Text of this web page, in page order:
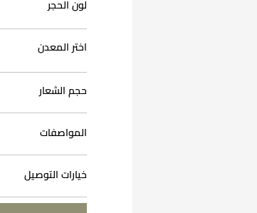
لون الحجر
اختر المعدن
حجم الشعار
المواصفات
خيارات التوصيل